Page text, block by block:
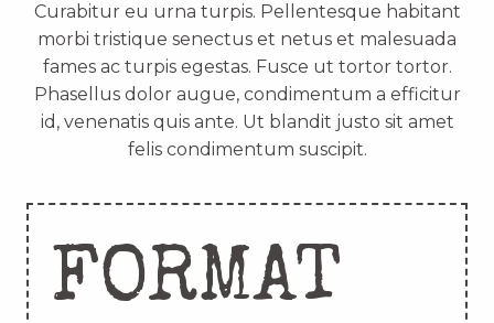
Curabitur eu urna turpis. Pellentesque habitant
morbi tristique senectus et netus et malesuada
fames ac turpis egestas. Fusce ut tortor tortor.
Phasellus dolor augue, condimentum a efficitur
id, venenatis quis ante. Ut blandit justo sit amet
felis condimentum suscipit.
FORMAT